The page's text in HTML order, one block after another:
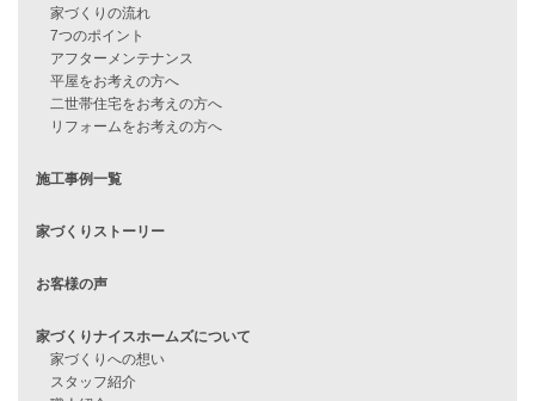
資料請求
見学会情報
住宅ローンに不安がある方へ
住宅ローン審査に落ちた方・